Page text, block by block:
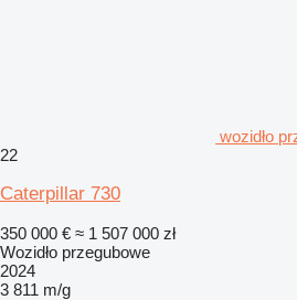
wozidło
22
Caterpillar 730
350 000 € ≈ 1 507 000 zł
Wozidło przegubowe
2024
3 811 m/g